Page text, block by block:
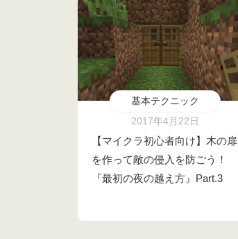
基本テクニック
2017年4月22日
【マイクラ初心者向け】木の扉
を作って敵の侵入を防ごう！
『最初の夜の越え方』Part.3